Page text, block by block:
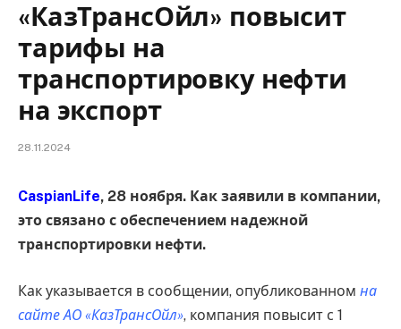
«КазТрансОйл» повысит
тарифы на
транспортировку нефти
на экспорт
28.11.2024
CaspianLife, 28 ноября. Как заявили в компании,
это связано с обеспечением надежной
транспортировки нефти.
Как указывается в сообщении, опубликованном на
сайте АО «КазТрансОйл», компания повысит с 1